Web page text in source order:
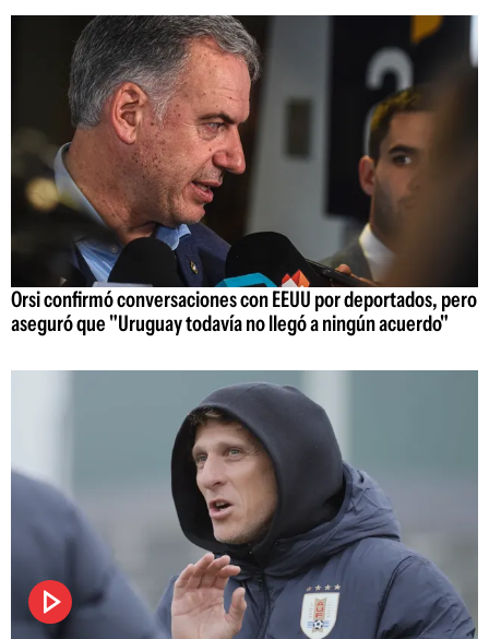
Orsi confirmó conversaciones con EEUU por deportados, pero
aseguró que "Uruguay todavía no llegó a ningún acuerdo"